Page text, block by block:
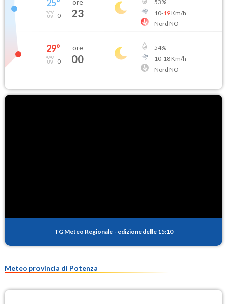
25°
0 23
53%
10-19Km/h
Nord NO
29°
0
ore
00
54%
10-18Km/h
Nord NO
TG Meteo Regionale - edizione delle 15:10
Meteo provincia di Potenza